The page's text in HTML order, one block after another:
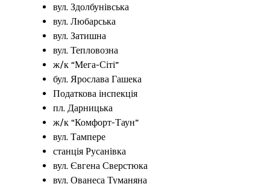
вул. Здолбунівська
вул. Любарська
вул. Затишна
вул. Тепловозна
ж/к “Мега-Сіті”
бул. Ярослава Гашека
Податкова інспекція
пл. Дарницька
ж/к “Комфорт-Таун”
вул. Тампере
станція Русанівка
вул. Євгена Сверстюка
вул. Ованеса Туманяна